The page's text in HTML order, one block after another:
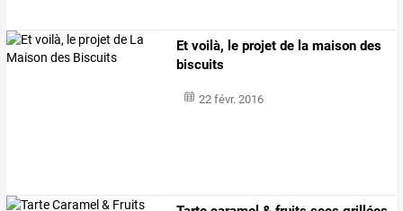
Et voilà, le projet de la maison des
biscuits
22 févr. 2016